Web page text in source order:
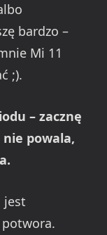
bardzo –
Mi 11
;).
– zacznę
nie powala,
jest